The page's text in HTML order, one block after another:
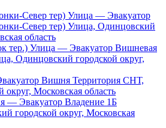
Север тер) Улица — Эвакуатор
Север тер) Улица, Одинцовский
область
тер.) Улица — Эвакуатор Вишневая
Одинцовский городской округ,
Вишня Территория СНТ,
Московская область
— Эвакуатор Владение 1Б
городской округ, Московская